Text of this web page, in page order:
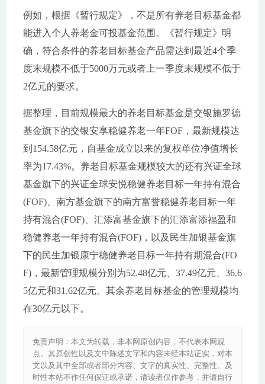
例如，根据《暂行规定》，不是所有养老目标基金都
能进入个人养老金可投基金范围。《暂行规定》明
确，符合条件的养老目标基金产品需达到最近4个季
度末规模不低于5000万元或者上一季度末规模不低于
2亿元的要求。
据整理，目前规模最大的养老目标基金是交银施罗德
基金旗下的交银安享稳健养老一年FOF，最新规模达
到154.58亿元，自基金成立以来的复权单位净值增长
率为17.43%。养老目标基金规模较大的还有兴证全球
基金旗下的兴证全球安悦稳健养老目标一年持有混合
(FOF)、南方基金旗下的南方富誉稳健养老目标一年
持有混合(FOF)、汇添富基金旗下的汇添富添福盈和
稳健养老一年持有混合(FOF)，以及民生加银基金旗
下的民生加银康宁稳健养老目标一年持有期混合(FO
F)，最新管理规模分别为52.48亿元、37.49亿元、36.6
5亿元和31.62亿元。其余养老目标基金的管理规模均
在30亿元以下。
免责声明：本文为转载，非本网原创内容，不代表本网观
点。其原创性以及文中陈述文字和内容未经本站证实，对本
文以及其中全部或者部分内容、文字的真实性、完整性、及
时性本站不作任何保证或承诺，请读者仅作参考，并请自行